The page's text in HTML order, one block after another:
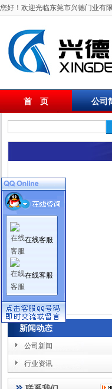
您好！欢迎光临东莞市兴德门业有
首 页 公司
新闻动态
公司新闻
行业资讯
在线客服
在线客服